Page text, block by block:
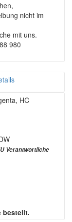
nicht im
mit uns.
980
HC
Verantwortliche
bestellt.